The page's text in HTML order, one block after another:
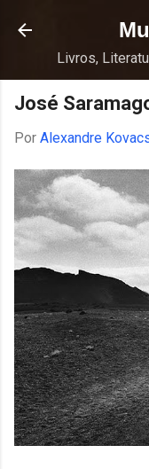
Pular
Livros,
José
Por Alexandre